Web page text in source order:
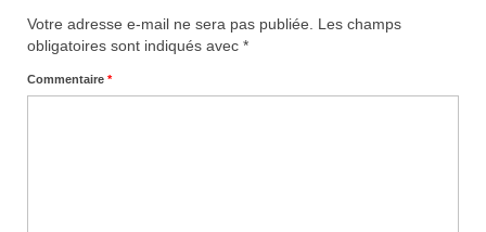
Votre adresse e-mail ne sera pas publiée.
Les champs
obligatoires sont indiqués avec *
Commentaire *